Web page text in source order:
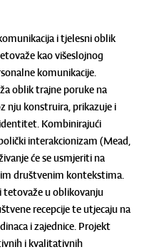
i tjelesni oblik
kao višeslojnog
komunikacije.
oblik trajne poruke na
nju konstruira, prikazuje i
Kombinirajući
interakcionizam (Mead,
će se usmjeriti na
društvenim kontekstima.
tetovaže u oblikovanju
recepcije te utjecaju na
i zajednice. Projekt
i kvalitativnih